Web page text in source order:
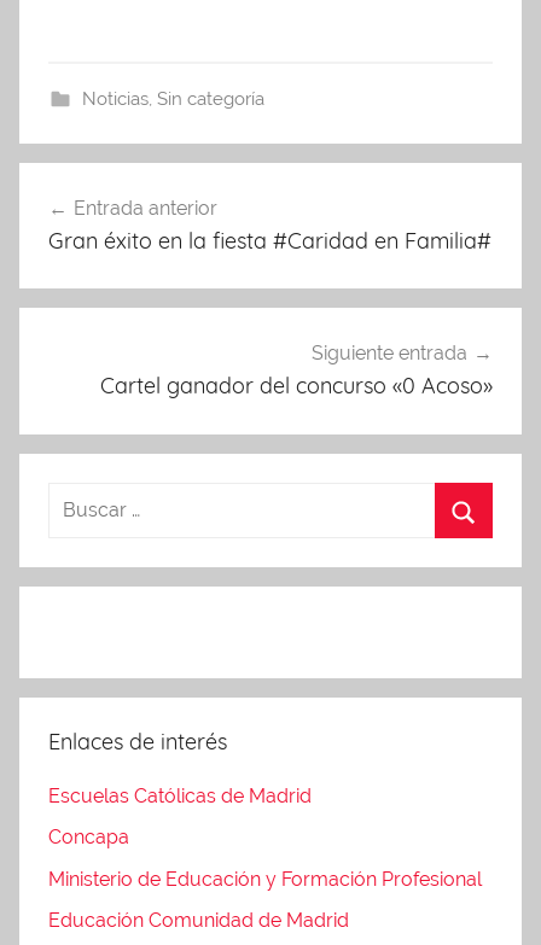
Noticias, Sin categoría
de
Entrada anterior
Gran éxito en la fiesta #Caridad en Familia#
Siguiente entrada
Cartel ganador del concurso «0 Acoso»
Enlaces de interés
Escuelas Católicas de Madrid
Concapa
Ministerio de Educación y Formación Profesional
Educación Comunidad de Madrid